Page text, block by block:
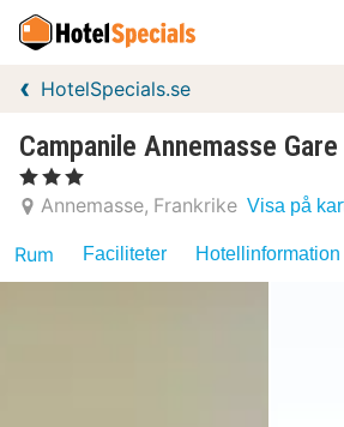
HotelSpecials.se
Campanile Annemasse
, 3 Stjärnor
Annemasse Frankrike Visa på
Rum Faciliteter Hotellinformation